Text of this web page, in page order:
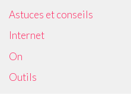
Astuces et conseils
Internet
On
Outils